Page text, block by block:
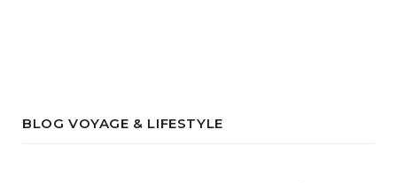
BLOG VOYAGE & LIFESTYLE